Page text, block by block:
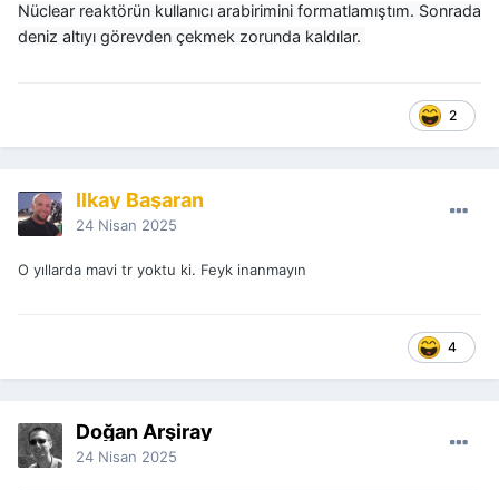
Nüclear reaktörün kullanıcı arabirimini formatlamıştım. Sonrada
deniz altıyı görevden çekmek zorunda kaldılar.
2
İlkay Başaran
24 Nisan 2025
O yıllarda mavi tr yoktu ki. Feyk inanmayın
4
Doğan Arşiray
24 Nisan 2025